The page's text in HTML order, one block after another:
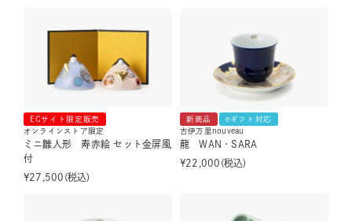
ECサイト限定販売
オンラインストア限定
ミニ雛人形 寿赤絵 セット金屏風
付
¥27,500 税込
新商品
eギフト対応
古伊万里nouveau
龍 WAN・SARA
¥22,000 税込